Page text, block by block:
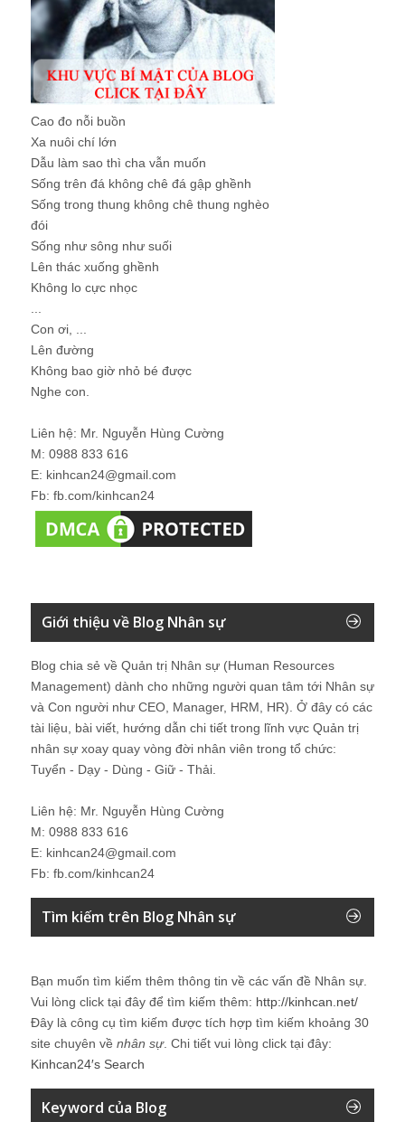
Cao đo nỗi buồn
Xa nuôi chí lớn
Dẫu làm sao thì cha vẫn muốn
Sống trên đá không chê đá gập ghềnh
Sống trong thung không chê thung nghèo
đói
Sống như sông như suối
Lên thác xuống ghềnh
Không lo cực nhọc
Con ơi, ...
Lên đường
Không bao giờ nhỏ bé được
Nghe con.
Liên hệ: Mr. Nguyễn Hùng Cường
M: 0988 833 616
E: kinhcan24@gmail.com
Fb: fb.com/kinhcan24
Giới thiệu về Blog Nhân sự
Blog chia sẻ về Quản trị Nhân sự (Human Resources
Management) dành cho những người quan tâm tới Nhân sự
và Con người như CEO, Manager, HRM, HR). Ở đây có các
tài liệu, bài viết, hướng dẫn chi tiết trong lĩnh vực Quản trị
nhân sự xoay quay vòng đời nhân viên trong tổ chức:
Tuyển - Dạy - Dùng - Giữ - Thải.
Liên hệ: Mr. Nguyễn Hùng Cường
M: 0988 833 616
E: kinhcan24@gmail.com
Fb: fb.com/kinhcan24
Tìm kiếm trên Blog Nhân sự
Bạn muốn tìm kiếm thêm thông tin về các vấn đề Nhân sự
Vui lòng click tại đây để tìm kiếm thêm: http://kinhcan.net/
Đây là công cụ tìm kiếm được tích hợp tìm kiếm khoảng 30
site chuyên về nhân sự. Chi tiết vui lòng click tại đây:
Kinhcan24′s Search
Keyword của Blog